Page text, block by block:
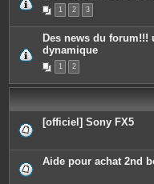
1 2 3
Des news du
dynamique
1 2
[officiel] Sony FX5
Aide pour achat 2nd